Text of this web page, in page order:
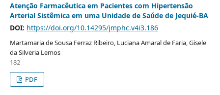
Atenção Farmacêutica em Pacientes com Hipertensão
Arterial Sistêmica em uma Unidade de Saúde de Jequié-BA
DOI: https://doi.org/10.14295/jmphc.v4i3.186
Martamaria de Sousa Ferraz Ribeiro, Luciana Amaral de Faria, Gisele
da Silveria Lemos
182
PDF